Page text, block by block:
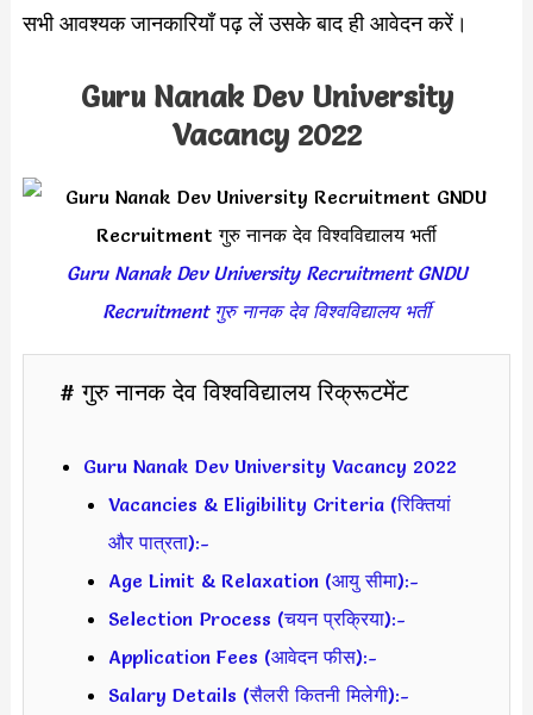
सभी आवश्यक जानकारियाँ पढ़ लें उसके बाद ही आवेदन करें।
Guru Nanak Dev University
Vacancy 2022
Guru Nanak Dev University Recruitment GNDU
Recruitment गुरु नानक देव विश्वविद्यालय भर्ती
# गुरु नानक देव विश्वविद्यालय रिक्रूटमेंट
Guru Nanak Dev University Vacancy 2022
Vacancies & Eligibility Criteria (रिक्तियां
और पात्रता):-
Age Limit & Relaxation (आयु सीमा):-
Selection Process (चयन प्रक्रिया):-
Application Fees (आवेदन फीस):-
Salary Details (सैलरी कितनी मिलेगी):-